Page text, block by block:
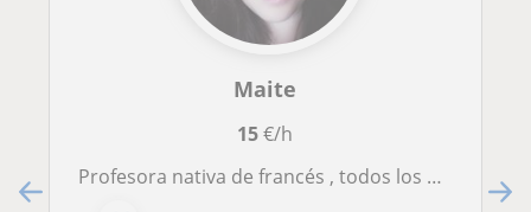
Maite
15€/h
profesora nativa de francés , todos los niveles